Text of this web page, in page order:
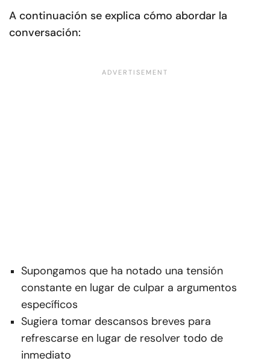
A continuación se explica cómo abordar la
conversación:
Supongamos que ha notado una tensión
constante en lugar de culpar a argumentos
específicos
Sugiera tomar descansos breves para
refrescarse en lugar de resolver todo de
inmediato